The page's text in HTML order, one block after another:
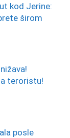
kod Jerine:
širom
teroristu!
posle